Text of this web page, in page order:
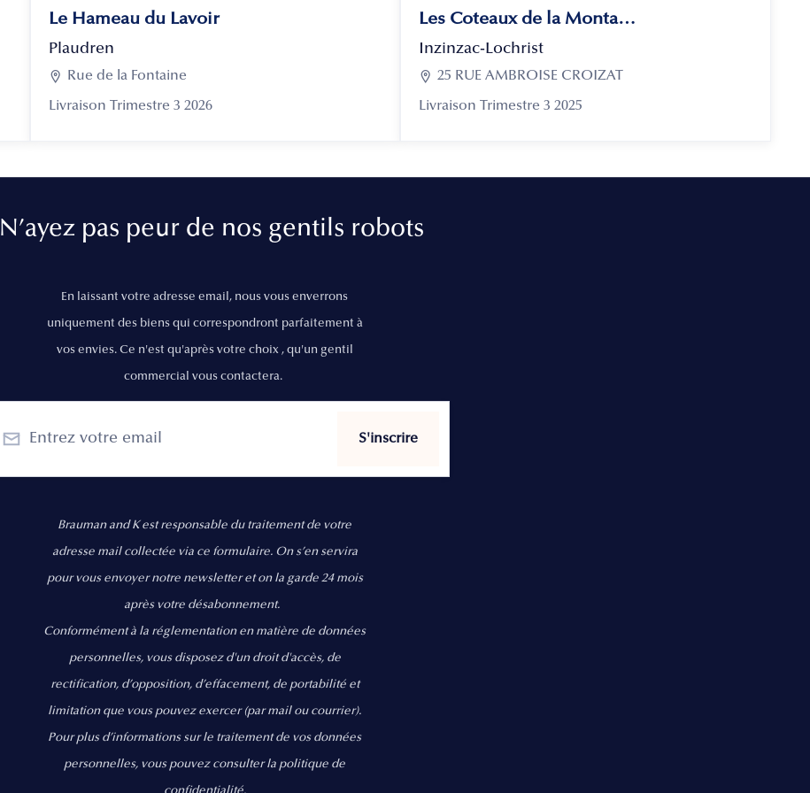
Le Hameau du Lavoir
Plaudren
 Rue de la Fontaine
Livraison Trimestre 3 2026
Les Coteaux de la Montagne
Inzinzac-Lochrist
 25 RUE AMBROISE CROIZAT
Livraison Trimestre 3 2025
N’ayez pas peur de nos gentils robots
En laissant votre adresse email, nous vous enverrons
uniquement des biens qui correspondront parfaitement à
vos envies. Ce n'est qu'après votre choix , qu'un gentil
commercial vous contactera.
Brauman and K est responsable du traitement de votre
adresse mail collectée via ce formulaire. On s’en servira
pour vous envoyer notre newsletter et on la garde 24 mois
après votre désabonnement.
Conformément à la réglementation en matière de données
personnelles, vous disposez d'un droit d'accès, de
rectification, d’opposition, d’effacement, de portabilité et
limitation que vous pouvez exercer(par mail ou courrier).
Pour plus d’informations sur le traitement de vos données
personnelles, vous pouvez consulter la politique de